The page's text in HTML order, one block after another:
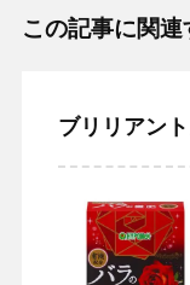
この記事に関
ブリリアン